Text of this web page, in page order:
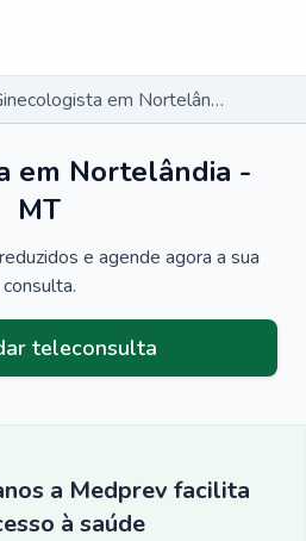
Ginecologista em Nortelândia - MT
em Nortelândia -
MT
e agende agora a sua
consulta.
teleconsulta
a Medprev facilita
à saúde